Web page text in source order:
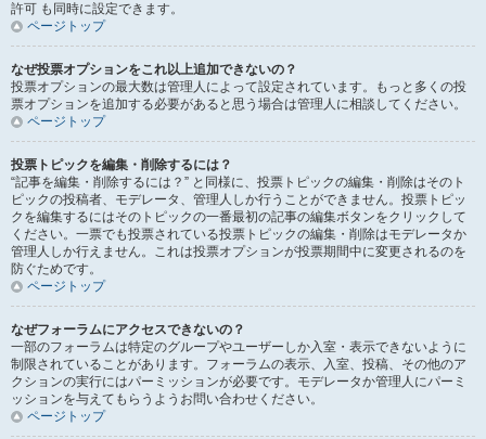
許可 も同時に設定できます。
ページトップ
なぜ投票オプションをこれ以上追加できないの？
投票オプションの最大数は管理人によって設定されています。もっと多くの投
票オプションを追加する必要があると思う場合は管理人に相談してください。
ページトップ
投票トピックを編集・削除するには？
“記事を編集・削除するには？” と同様に、投票トピックの編集・削除はそのト
ピックの投稿者、モデレータ、管理人しか行うことができません。投票トピッ
クを編集するにはそのトピックの一番最初の記事の編集ボタンをクリックして
ください。一票でも投票されている投票トピックの編集・削除はモデレータか
管理人しか行えません。これは投票オプションが投票期間中に変更されるのを
防ぐためです。
ページトップ
なぜフォーラムにアクセスできないの？
一部のフォーラムは特定のグループやユーザーしか入室・表示できないように
制限されていることがあります。フォーラムの表示、入室、投稿、その他のア
クションの実行にはパーミッションが必要です。モデレータか管理人にパーミ
ッションを与えてもらうようお問い合わせください。
ページトップ